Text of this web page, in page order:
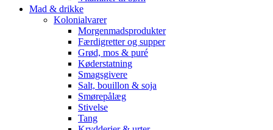
Mad & drikke
Kolonialvarer
Morgenmadsprodukter
Færdigretter og supper
Grød, mos & puré
Køderstatning
Smagsgivere
Salt, bouillon & soja
Smørepålæg
Stivelse
Tang